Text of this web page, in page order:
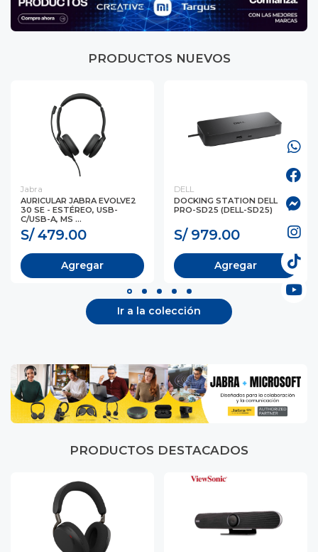
PRODUCTOS NUEVOS
Jabra
AURICULAR JABRA EVOLVE2
30 SE - ESTÉREO, USB-
C/USB-A, MS ...
S/ 479.00
Agregar
DELL
DOCKING STATION DELL
PRO-SD25 (DELL-SD25)
S/ 979.00
Agregar
Ir a la colección
PRODUCTOS DESTACADOS